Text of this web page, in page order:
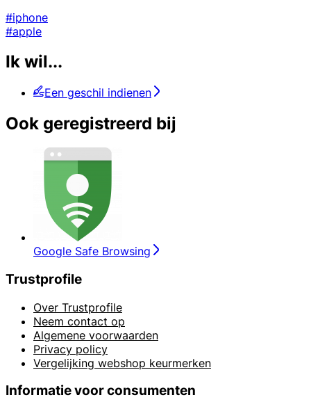
#iphone
#apple
Ik wil...
Een geschil indienen
Ook geregistreerd bij
Google Safe Browsing
Trustprofile
Over Trustprofile
Neem contact op
Algemene voorwaarden
Privacy policy
Vergelijking webshop keurmerken
Informatie voor consumenten